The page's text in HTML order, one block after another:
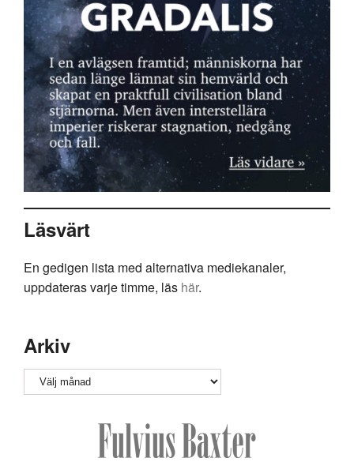
Läsvärt
En gedigen lista med alternativa mediekanaler,
uppdateras varje timme, läs här.
Arkiv
Arkiv